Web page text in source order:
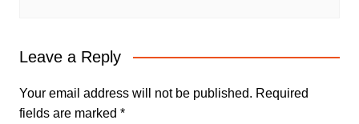
Leave a Reply
Your email address will not be published. Required
fields are marked *